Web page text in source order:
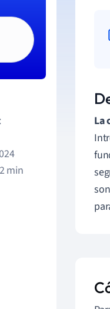
min
La